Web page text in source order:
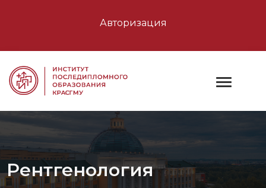
Авторизация
Рентгенология